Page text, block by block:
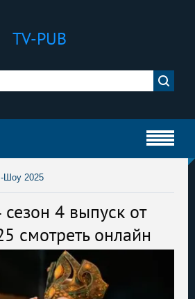
TV-PUB
Шоу 2025
4 выпуск от
смотреть онлайн